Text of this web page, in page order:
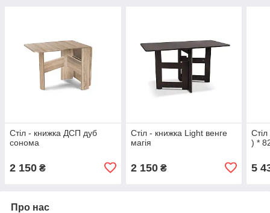
Стіл - книжка ДСП дуб
сонома
2 150 ₴
Стіл - книжка Light венге
магія
2 150₴
) *
5
Про нас